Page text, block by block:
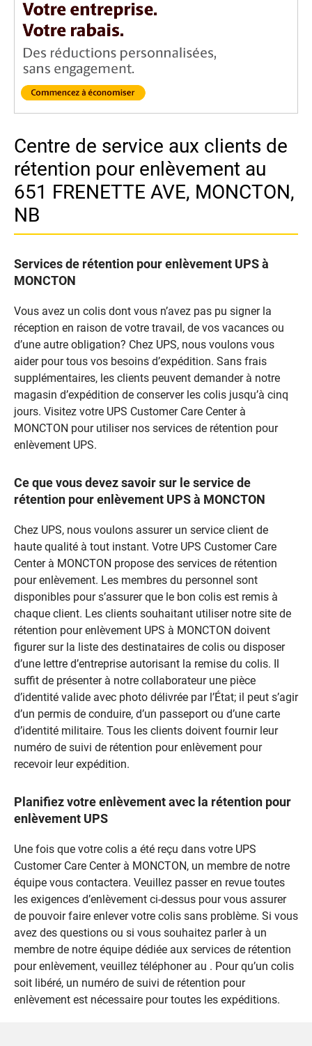
Centre de service aux clients de
rétention pour enlèvement au
651 FRENETTE AVE, MONCTON,
NB
Services de rétention pour enlèvement UPS à
MONCTON
Vous avez un colis dont vous n’avez pas pu signer la
réception en raison de votre travail, de vos vacances ou
d’une autre obligation? Chez UPS, nous voulons vous
aider pour tous vos besoins d’expédition. Sans frais
supplémentaires, les clients peuvent demander à notre
magasin d’expédition de conserver les colis jusqu’à cinq
jours. Visitez votre UPS Customer Care Center à
MONCTON pour utiliser nos services de rétention pour
enlèvement UPS.
Ce que vous devez savoir sur le service de
rétention pour enlèvement UPS à MONCTON
Chez UPS, nous voulons assurer un service client de
haute qualité à tout instant. Votre UPS Customer Care
Center à MONCTON propose des services de rétention
pour enlèvement. Les membres du personnel sont
disponibles pour s’assurer que le bon colis est remis à
chaque client. Les clients souhaitant utiliser notre site de
rétention pour enlèvement UPS à MONCTON doivent
figurer sur la liste des destinataires de colis ou disposer
d’une lettre d’entreprise autorisant la remise du colis. Il
suffit de présenter à notre collaborateur une pièce
d’identité valide avec photo délivrée par l’État; il peut s’agir
d’un permis de conduire, d’un passeport ou d’une carte
d’identité militaire. Tous les clients doivent fournir leur
numéro de suivi de rétention pour enlèvement pour
recevoir leur expédition.
Planifiez votre enlèvement avec la rétention pour
enlèvement UPS
Une fois que votre colis a été reçu dans votre UPS
Customer Care Center à MONCTON, un membre de notre
équipe vous contactera. Veuillez passer en revue toutes
les exigences d’enlèvement ci-dessus pour vous assurer
de pouvoir faire enlever votre colis sans problème. Si vous
avez des questions ou si vous souhaitez parler à un
membre de notre équipe dédiée aux services de rétention
pour enlèvement, veuillez téléphoner au . Pour qu’un colis
soit libéré, un numéro de suivi de rétention pour
enlèvement est nécessaire pour toutes les expéditions.